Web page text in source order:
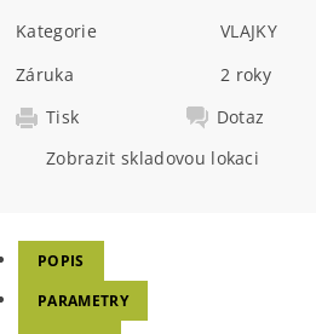
Kategorie
VLAJKY
Záruka
2 roky
Tisk
Dotaz
Zobrazit skladovou lokaci
POPIS
PARAMETRY